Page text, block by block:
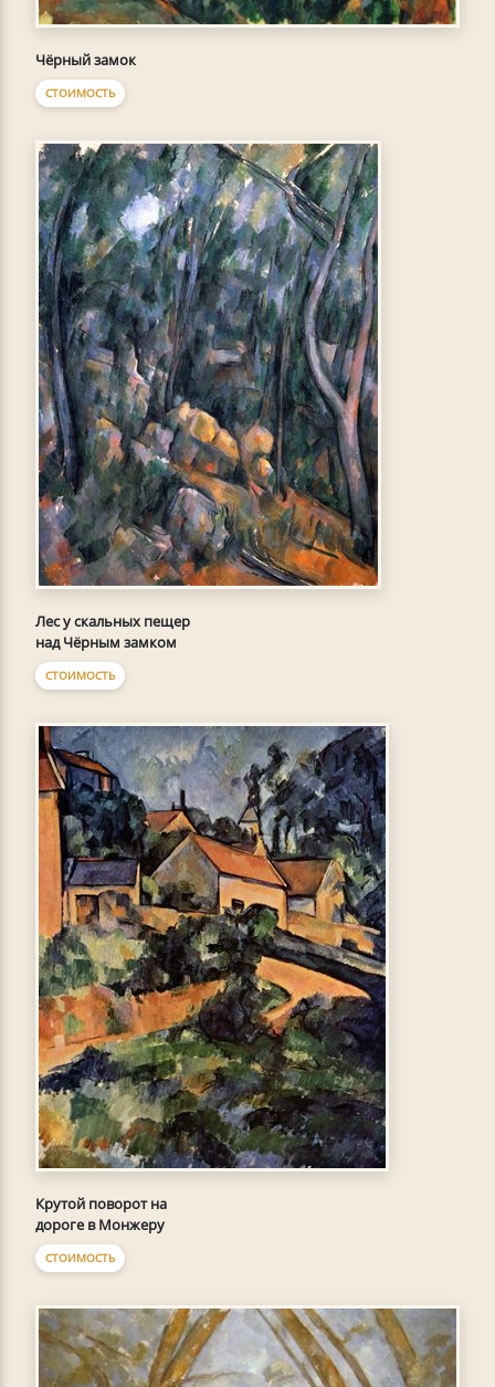
Чёрный замок
СТОИМОСТЬ
Лес у скальных пещер
над Чёрным замком
СТОИМОСТЬ
Крутой поворот на
дороге в Монжеру
СТОИМОСТЬ